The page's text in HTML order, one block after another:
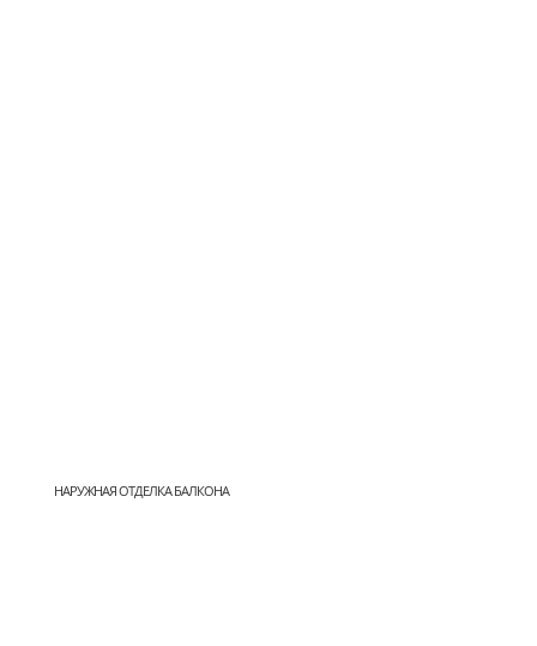
НАРУЖНАЯ ОТДЕЛКА БАЛКОНА